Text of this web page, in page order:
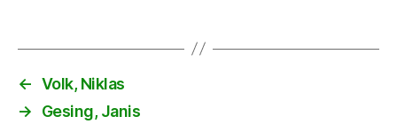
← Volk, Niklas
→
Gesing, Janis